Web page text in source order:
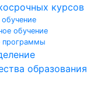
курсов
обучение
программы
образования